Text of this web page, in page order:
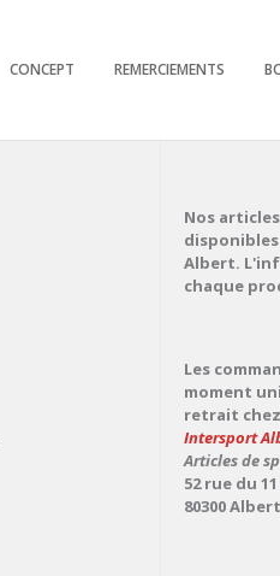
CONCEPT REMERCIEMENTS
Nos
Albert.
chaque
Les
moment
retrait
Intersport
Articles de
52 rue du
80300 Albert